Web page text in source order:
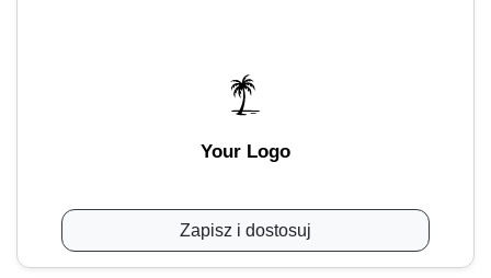
Your Logo
Zapisz i dostosuj